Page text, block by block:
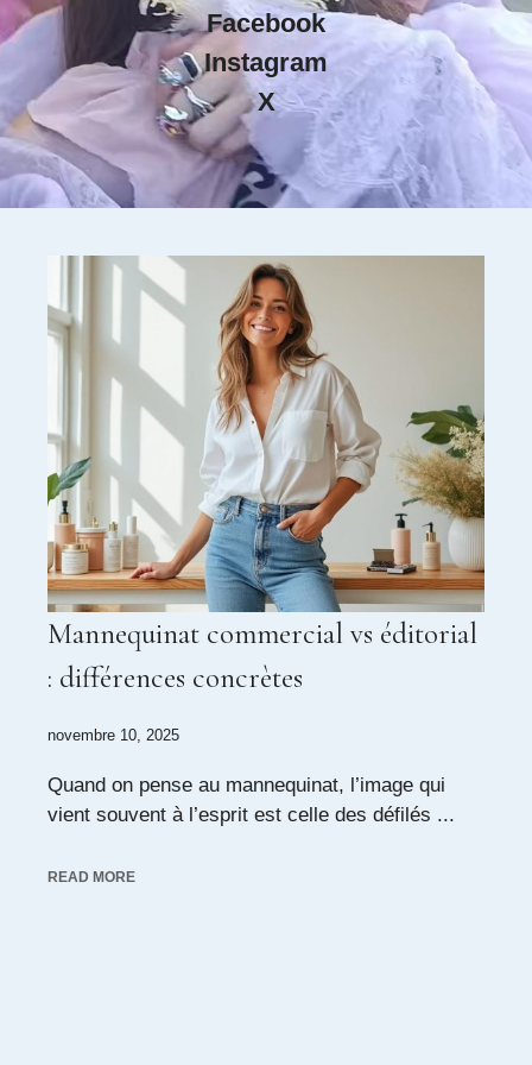
Facebook
Instagram
X
Mannequinat commercial vs éditorial
: différences concrètes
novembre 10, 2025
Quand on pense au mannequinat, l’image qui
vient souvent à l’esprit est celle des défilés ...
READ MORE